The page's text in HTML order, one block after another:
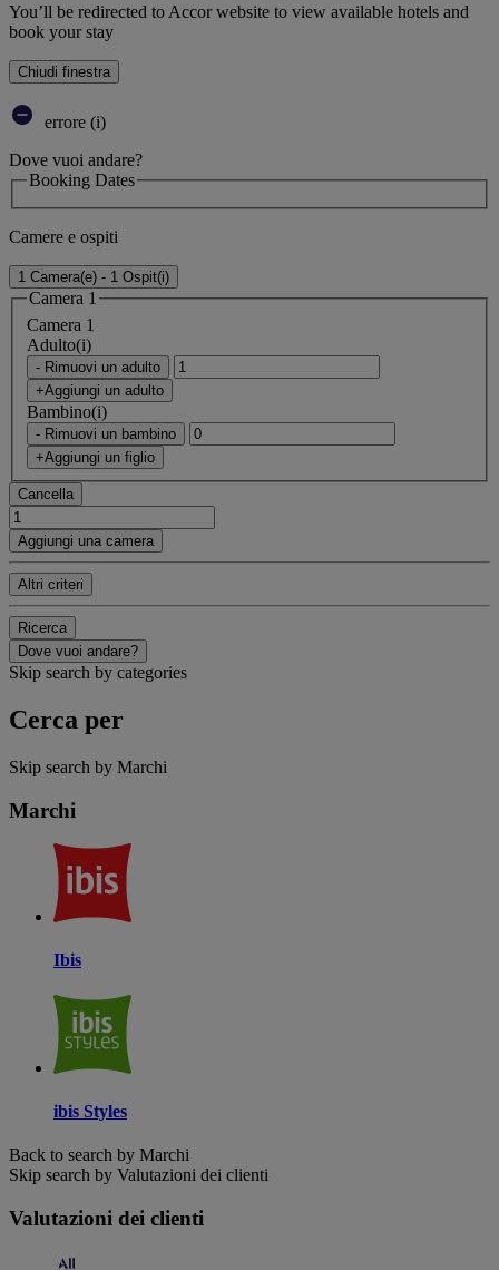
You’ll be redirected to Accor website to view available hotels and
book your stay
Chiudi finestra
errore (i)
Dove vuoi andare?
Booking Dates
Camere e ospiti
1 Camera(e) - 1 Ospit(i)
Camera 1
Camera 1
Adulto(i)
- Rimuovi un adulto
+Aggiungi un adulto
Bambino(i)
- Rimuovi un bambino
+Aggiungi un figlio
Cancella
Aggiungi una camera
Altri criteri
Ricerca
Dove vuoi andare?
Skip search by categories
Cerca per
Skip search by Marchi
Marchi
Ibis
ibis Styles
Back to search by Marchi
Skip search by Valutazioni dei clienti
Valutazioni dei clienti